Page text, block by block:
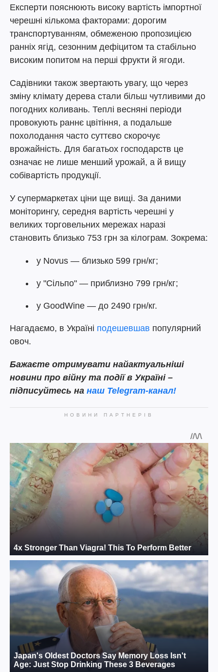
Експерти пояснюють високу вартість імпортної
черешні кількома факторами: дорогим
транспортуванням, обмеженою пропозицією
ранніх ягід, сезонним дефіцитом та стабільно
високим попитом на перші фрукти й ягоди.
Садівники також звертають увагу, що через
зміну клімату дерева стали більш чутливими до
погодних коливань. Теплі весняні періоди
провокують раннє цвітіння, а подальше
похолодання часто суттєво скорочує
врожайність. Для багатьох господарств це
означає не лише менший урожай, а й вищу
собівартість продукції.
У супермаркетах ціни ще вищі. За даними
моніторингу, середня вартість черешні у
великих торговельних мережах наразі
становить близько 753 грн за кілограм. Зокрема:
у Novus — близько 599 грн/кг;
у "Сільпо" — приблизно 799 грн/кг;
у GoodWine — до 2490 грн/кг.
Нагадаємо, в Україні подешевшав популярний
овоч.
Бажаєте отримувати найактуальніші
новини про війну та події в Україні –
підписуйтесь на наш Telegram-канал!